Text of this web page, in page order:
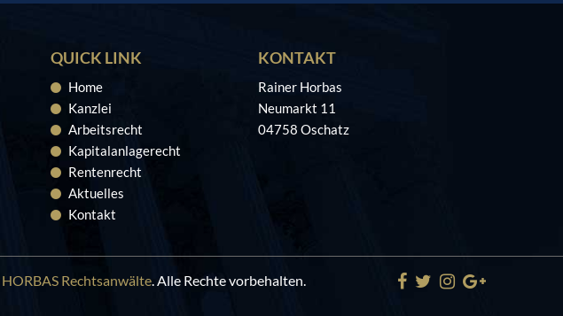
QUICK LINK
Home
Kanzlei
Arbeitsrecht
Kapitalanlagerecht
Rentenrecht
Aktuelles
Kontakt
KONTAKT
Rainer Horbas
Neumarkt 11
04758 Oschatz
HORBAS Rechtsanwälte. Alle Rechte vorbehalten.